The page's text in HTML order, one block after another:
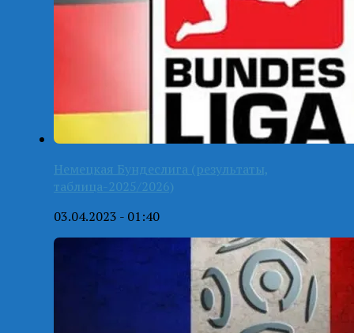
Немецкая Бундеслига (результаты,
таблица-2025/2026)
03.04.2023 - 01:40